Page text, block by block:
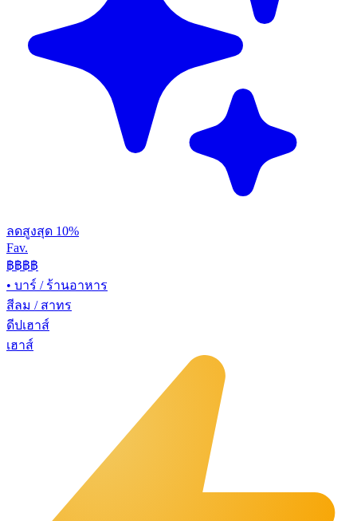
ลดสูงสุด 10%
Fav.
฿฿฿฿
• บาร์ / ร้านอาหาร
สีลม / สาทร
ดีปเฮาส์
เฮาส์